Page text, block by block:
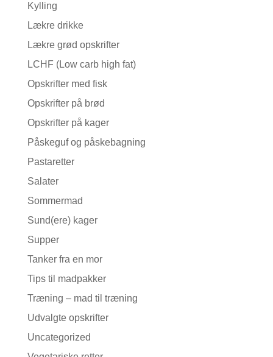
Kylling
Lækre drikke
Lækre grød opskrifter
LCHF (Low carb high fat)
Opskrifter med fisk
Opskrifter på brød
Opskrifter på kager
Påskeguf og påskebagning
Pastaretter
Salater
Sommermad
Sund(ere) kager
Supper
Tanker fra en mor
Tips til madpakker
Træning – mad til træning
Udvalgte opskrifter
Uncategorized